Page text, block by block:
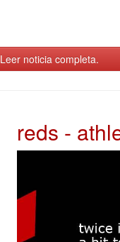
Leer noticia completa.
reds -